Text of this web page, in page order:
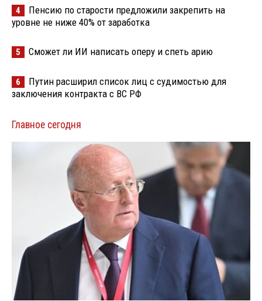
4
Пенсию по старости предложили закрепить на
уровне не ниже 40% от заработка
5 Сможет ли ИИ написать оперу и спеть арию
6
Путин расширил список лиц с судимостью для
заключения контракта с ВС РФ
Главное сегодня